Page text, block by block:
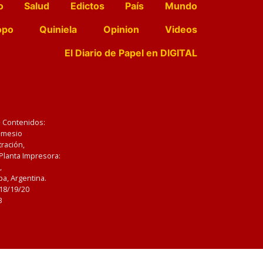
Salud Edictos País
Mundo
Quiniela Opinion
Videos
El Diario de Papel en DIGITAL
Impresora:
Argentina.
19/20